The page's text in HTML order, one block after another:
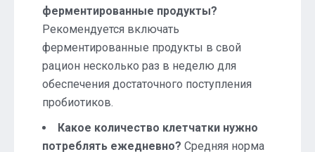
ферментированные продукты?
Рекомендуется включать
ферментированные продукты в свой
рацион несколько раз в неделю для
обеспечения достаточного поступления
пробиотиков.
Какое количество клетчатки нужно
потреблять ежедневно? Средняя норма